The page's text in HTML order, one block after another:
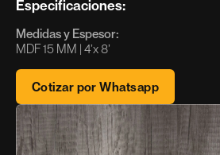
Especificaciones:
Medidas y Espesor:
MDF 15 MM | 4’x 8’
Cotizar por Whatsapp